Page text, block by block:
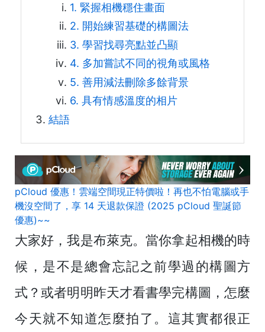
1. 緊握相機穩住畫面
2. 開始練習基礎的構圖法
3. 學習找尋亮點並凸顯
4. 多加嘗試不同的視角或風格
5. 善用減法刪除多餘背景
6. 具有情感溫度的相片
結語
pCloud 優惠！雲端空間現正特價啦！再也不怕電腦或手
機沒空間了，享 14 天退款保證 (2025 pCloud 聖誕節
優惠)~~
大家好，我是布萊克。當你拿起相機的時
候，是不是總會忘記之前學過的構圖方
式？或者明明昨天才看書學完構圖，怎麼
今天就不知道怎麼拍了。這其實都很正